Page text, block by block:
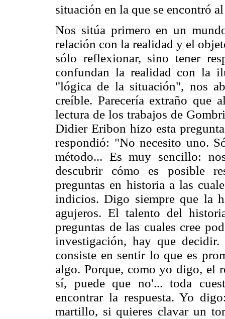
situación en la que se encontró
Nos sitúa primero en un
relación con la realidad y el
sólo reflexionar, sino tener
confundan la realidad con la
"lógica de la situación", nos
creíble. Parecería extraño que
lectura de los trabajos de
Didier Eribon hizo esta
respondió: "No necesito uno.
método... Es muy sencillo:
descubrir cómo es posible
preguntas en historia a las
indicios. Digo siempre que la
agujeros. El talento del
preguntas de las cuales cree
investigación, hay que
consiste en sentir lo que es
algo. Porque, como yo digo, el
sí, puede que no'... toda
encontrar la respuesta. Yo
martillo, si quieres clavar un